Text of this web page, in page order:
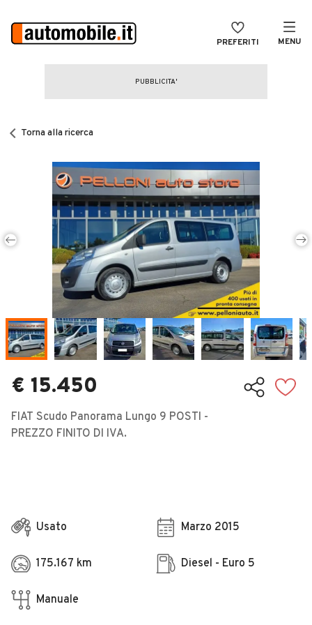
PREFERITI MENU
CERCA
Auto Nuove
Noleggio a lungo termine
Auto d'epoca
Moto
Camper
Veicoli Commerciali
Concessionari
Torna alla ricerca
€ 15.450
FIAT Scudo Panorama Lungo 9 POSTI -
PREZZO FINITO DI IVA.
Usato Marzo 2015
175.167 km Diesel - Euro 5
Manuale